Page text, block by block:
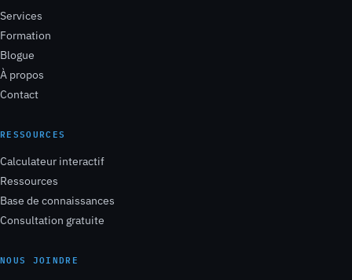
Services
Formation
Blogue
À propos
Contact
RESSOURCES
Calculateur interactif
Ressources
Base de connaissances
Consultation gratuite
NOUS JOINDRE